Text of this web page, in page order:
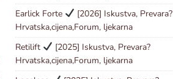
Earlick Forte
[2026] Iskustva, Prevara?
Hrvatska,cijena,Forum, ljekarna
Retilift
[2025] Iskustva, Prevara?
Hrvatska,cijena,Forum, ljekarna